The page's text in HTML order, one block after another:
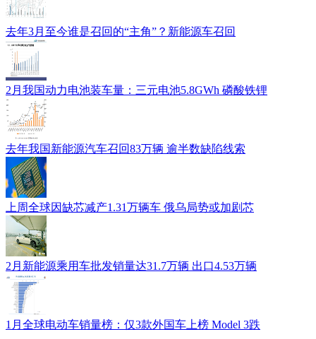
去年3月至今谁是召回的“主角”？新能源车召回
2月我国动力电池装车量：三元电池5.8GWh 磷酸铁锂
去年我国新能源汽车召回83万辆 逾半数缺陷线索
上周全球因缺芯减产1.31万辆车 俄乌局势或加剧芯
2月新能源乘用车批发销量达31.7万辆 出口4.53万辆
1月全球电动车销量榜：仅3款外国车上榜 Model 3跌